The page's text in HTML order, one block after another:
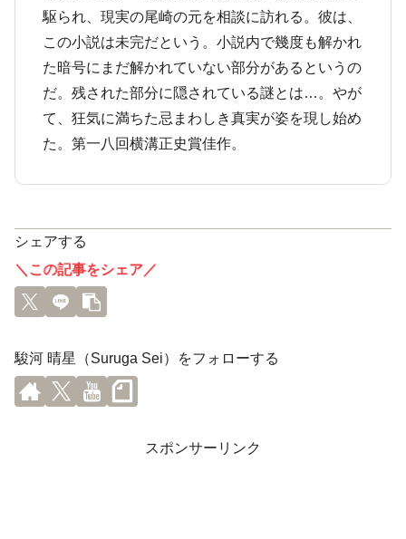
駆られ、現実の尾崎の元を相談に訪れる。彼は、
この小説は未完だという。小説内で幾度も解かれ
た暗号にまだ解かれていない部分があるというの
だ。残された部分に隠されている謎とは…。やが
て、狂気に満ちた忌まわしき真実が姿を現し始め
た。第一八回横溝正史賞佳作。
シェアする
＼この記事をシェア／
駿河 晴星（Suruga Sei）をフォローする
スポンサーリンク